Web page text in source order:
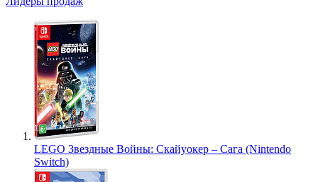
LEGO Звездные Войны: Скайуокер – Сага (Nintendo
Switch)